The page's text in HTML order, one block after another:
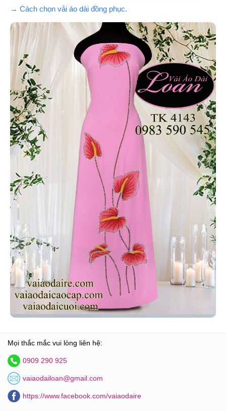
→ Cách chọn vải áo dài đồng phục.
Mọi thắc mắc vui lòng liên hệ:
0909 290 925
vaiaodailoan@gmail.com
https://www.facebook.com/vaiaodaire